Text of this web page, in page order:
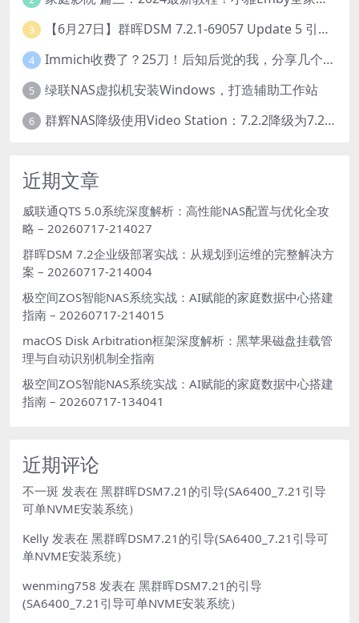
3 【6月27日】群晖DSM 7.2.1-69057 Update 5 引导【附半洗白序列号】
4 Immich收费了？25刀！后知后觉的我，分享几个方法DIY这款最强家庭照片管理工具
5 绿联NAS虚拟机安装Windows，打造辅助工作站
6 群辉NAS降级使用Video Station：7.2.2降级为7.2.1，也可降为其他版本
近期文章
威联通QTS 5.0系统深度解析：高性能NAS配置与优化全攻
略 – 20260717-214027
群晖DSM 7.2企业级部署实战：从规划到运维的完整解决方
案 – 20260717-214004
极空间ZOS智能NAS系统实战：AI赋能的家庭数据中心搭建
指南 – 20260717-214015
macOS Disk Arbitration框架深度解析：黑苹果磁盘挂载管
理与自动识别机制全指南
极空间ZOS智能NAS系统实战：AI赋能的家庭数据中心搭建
指南 – 20260717-134041
近期评论
不一斑 发表在 黑群晖DSM7.21的引导(SA6400_7.21引导
可单NVME安装系统）
Kelly 发表在 黑群晖DSM7.21的引导(SA6400_7.21引导可
单NVME安装系统）
wenming758 发表在 黑群晖DSM7.21的引导
(SA6400_7.21引导可单NVME安装系统）